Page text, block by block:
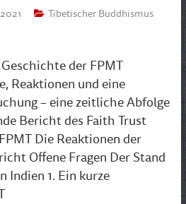
Tibetischer Buddhismus
der FPMT
Reaktionen und eine
– eine zeitliche Abfolge
Bericht des Faith Trust
Die Reaktionen der
Offene Fragen Der Stand
Indien 1. Ein kurze